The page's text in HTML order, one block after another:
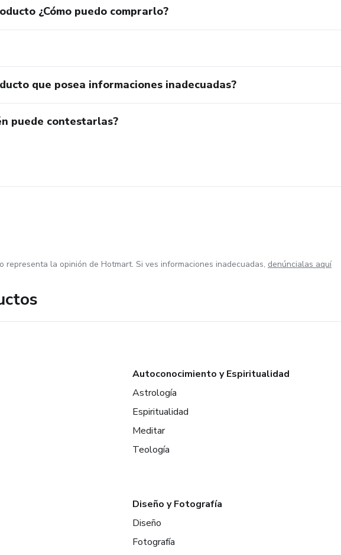
¿Cómo puedo comprarlo?
que posea informaciones inadecuadas?
puede contestarlas?
representa la opinión de Hotmart. Si ves informaciones inadecuadas, denúncialas aquí
Autoconocimiento y Espiritualidad
Astrología
Espiritualidad
Meditar
Teología
Diseño y Fotografía
Diseño
Fotografía